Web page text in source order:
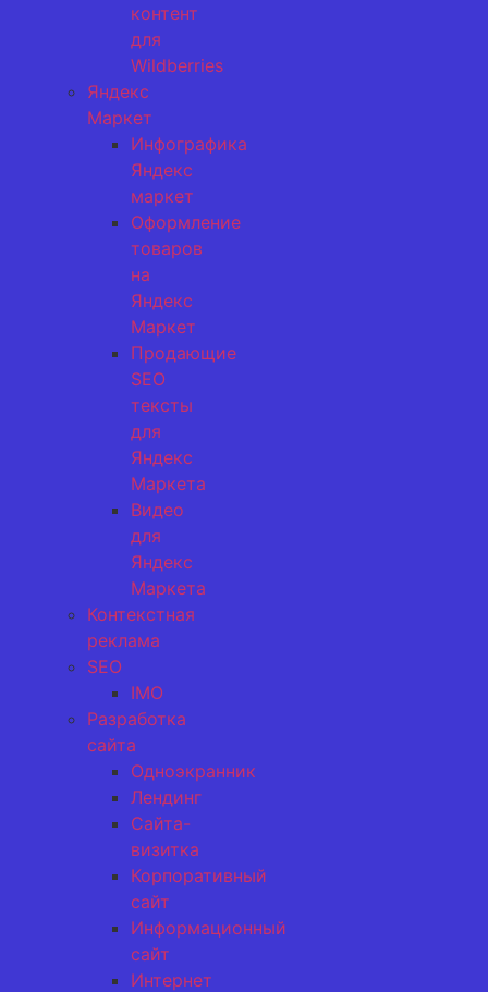
контент
для
Wildberries
Яндекс
Маркет
Инфографика
Яндекс
маркет
Оформление
товаров
на
Яндекс
Маркет
Продающие
SEO
тексты
для
Яндекс
Маркета
Видео
для
Яндекс
Маркета
Контекстная
реклама
SEO
IMO
Разработка
сайта
Одноэкранник
Лендинг
Сайта-
визитка
Корпоративный
сайт
Информационный
сайт
Интернет